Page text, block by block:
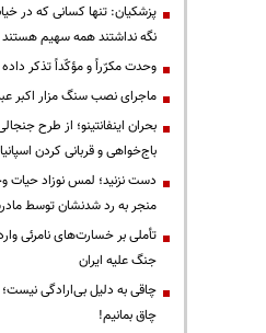
پزشکیان: تنها کسانی که در
نگه نداشتند همه سهیم هستند
وحدت مکرّراً و مؤکّداً تذکر
ماجرای نصب سنگ مزار اکبر
بحران اینفانتینو؛ از طرح
باج‌خواهی و قربانی کردن اسپانیا
دست نزنید؛ لمس نوزاد حیات
منجر به رد شدنشان توسط
تأملی بر خسارت‌های نامرئی
جنگ علیه ایران
چاقی به دلیل بی‌ارادگی
چاق بمانیم!